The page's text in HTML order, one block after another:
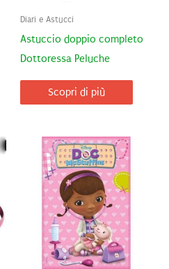
Diari e Astucci
Astuccio doppio completo
Dottoressa Peluche
Scopri di più